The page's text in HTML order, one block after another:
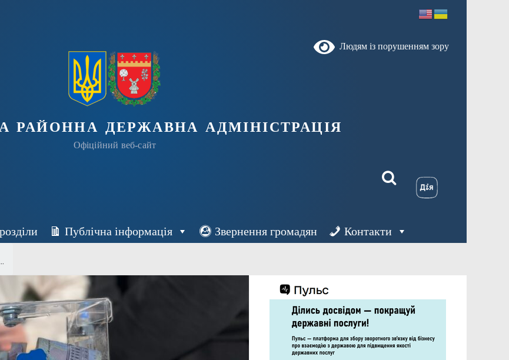
Людям із порушенням зору
районна державна адміністрація
Офіційний веб-сайт
Публічна інформація Звернення громадян Контакти